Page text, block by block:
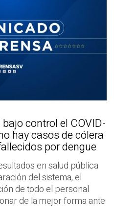
control el COVID-
hay casos de cólera
por dengue
en salud pública
del sistema, el
de todo el personal
de la mejor forma ante